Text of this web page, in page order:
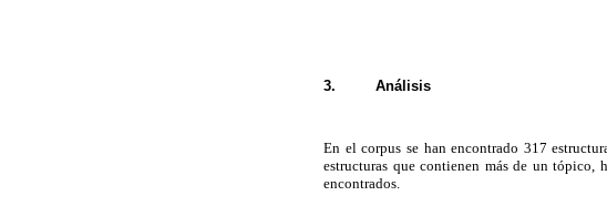
3. Análisis
En el corpus se han encontrado 317
estructuras que contienen más de un
encontrados.